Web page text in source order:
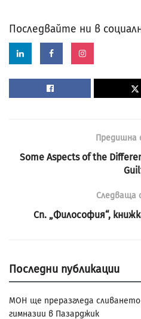
Последвайте ни в
Предишна
Some Aspects of the
Следваща
Сп. „Философия“,
Последни публикации
МОН ще преразгледа
гимназии в Пазарджик